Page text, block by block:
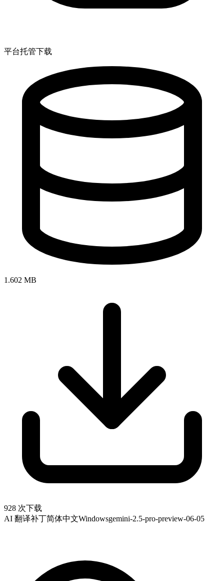
平台托管下载
1.602 MB
928 次下载
AI 翻译补丁简体中文Windowsgemini-2.5-pro-preview-06-05